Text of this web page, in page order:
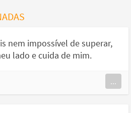
nem impossível de superar,
lado e cuida de mim.
...